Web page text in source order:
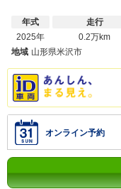
年式
2025年
走行
0.2万km
地域 山形県米沢市
オンライン予約